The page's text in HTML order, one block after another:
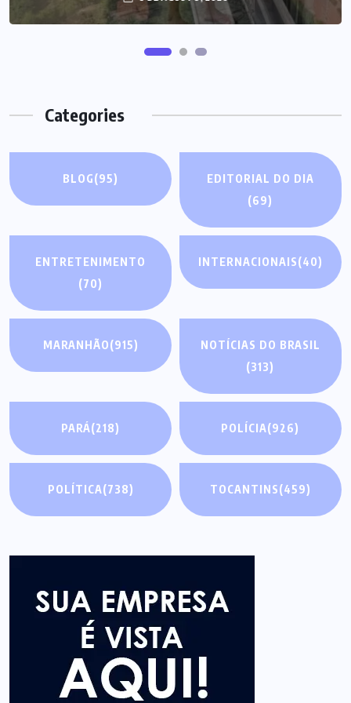
Categories
BLOG(95)
EDITORIAL DO DIA
(69)
ENTRETENIMENTO
(70)
INTERNACIONAIS(40)
MARANHÃO(915)
NOTÍCIAS DO BRASIL
(313)
PARÁ(218) POLÍCIA(926)
POLÍTICA(738) TOCANTINS(459)